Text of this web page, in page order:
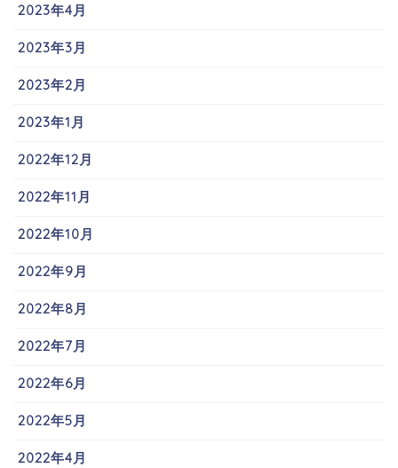
2023年4月
2023年3月
2023年2月
2023年1月
2022年12月
2022年11月
2022年10月
2022年9月
2022年8月
2022年7月
2022年6月
2022年5月
2022年4月